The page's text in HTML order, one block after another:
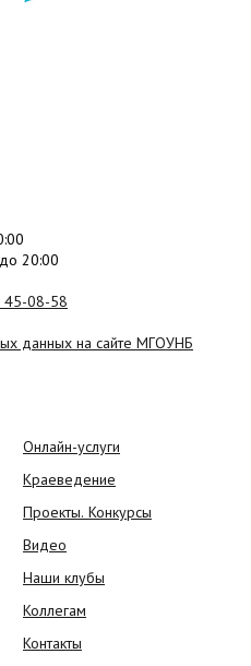
20:00
45-08-58
данных на сайте МГОУНБ
Онлайн-услуги
Краеведение
Проекты. Конкурсы
Видео
Наши клубы
Коллегам
Контакты